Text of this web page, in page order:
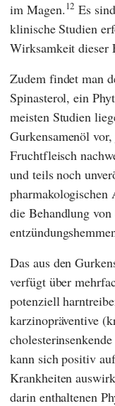
im Magen.12 Es
klinische Studien
Wirksamkeit dieser
Zudem findet man
Spinasterol, ein
meisten Studien
Gurkensamenöl
Fruchtfleisch
und teils noch
die Behandlung
Das aus den
verfügt über
potenziell
karzinopräventive
kann sich positiv
Krankheiten
darin enthaltenen